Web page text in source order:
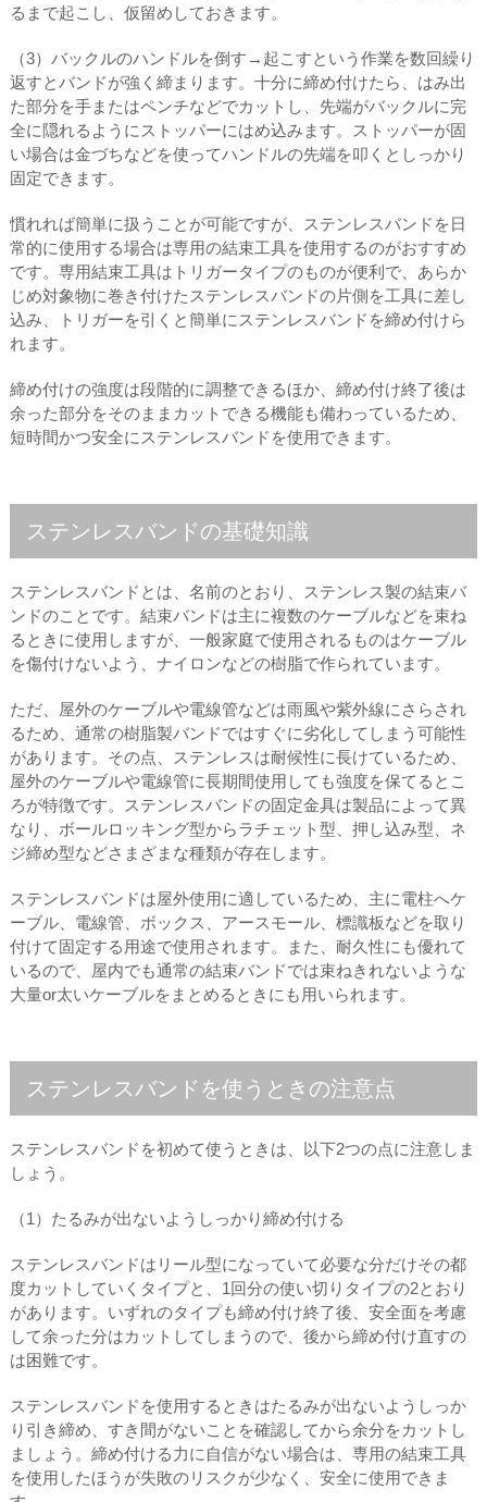
るまで起こし、仮留めしておきます。
（3）バックルのハンドルを倒す→起こすという作業を数回繰り
返すとバンドが強く締まります。十分に締め付けたら、はみ出
た部分を手またはペンチなどでカットし、先端がバックルに完
全に隠れるようにストッパーにはめ込みます。ストッパーが固
い場合は金づちなどを使ってハンドルの先端を叩くとしっかり
固定できます。
慣れれば簡単に扱うことが可能ですが、ステンレスバンドを日
常的に使用する場合は専用の結束工具を使用するのがおすすめ
です。専用結束工具はトリガータイプのものが便利で、あらか
じめ対象物に巻き付けたステンレスバンドの片側を工具に差し
込み、トリガーを引くと簡単にステンレスバンドを締め付けら
れます。
締め付けの強度は段階的に調整できるほか、締め付け終了後は
余った部分をそのままカットできる機能も備わっているため、
短時間かつ安全にステンレスバンドを使用できます。
ステンレスバンドの基礎知識
ステンレスバンドとは、名前のとおり、ステンレス製の結束バ
ンドのことです。結束バンドは主に複数のケーブルなどを束ね
るときに使用しますが、一般家庭で使用されるものはケーブル
を傷付けないよう、ナイロンなどの樹脂で作られています。
ただ、屋外のケーブルや電線管などは雨風や紫外線にさらされ
るため、通常の樹脂製バンドではすぐに劣化してしまう可能性
があります。その点、ステンレスは耐候性に長けているため、
屋外のケーブルや電線管に長期間使用しても強度を保てるとこ
ろが特徴です。ステンレスバンドの固定金具は製品によって異
なり、ボールロッキング型からラチェット型、押し込み型、ネ
ジ締め型などさまざまな種類が存在します。
ステンレスバンドは屋外使用に適しているため、主に電柱へケ
ーブル、電線管、ボックス、アースモール、標識板などを取り
付けて固定する用途で使用されます。また、耐久性にも優れて
いるので、屋内でも通常の結束バンドでは束ねきれないような
大量or太いケーブルをまとめるときにも用いられます。
ステンレスバンドを使うときの注意点
ステンレスバンドを初めて使うときは、以下2つの点に注意しま
しょう。
（1）たるみが出ないようしっかり締め付ける
ステンレスバンドはリール型になっていて必要な分だけその都
度カットしていくタイプと、1回分の使い切りタイプの2とおり
があります。いずれのタイプも締め付け終了後、安全面を考慮
して余った分はカットしてしまうので、後から締め付け直すの
は困難です。
ステンレスバンドを使用するときはたるみが出ないようしっか
り引き締め、すき間がないことを確認してから余分をカットし
ましょう。締め付ける力に自信がない場合は、専用の結束工具
を使用したほうが失敗のリスクが少なく、安全に使用できま